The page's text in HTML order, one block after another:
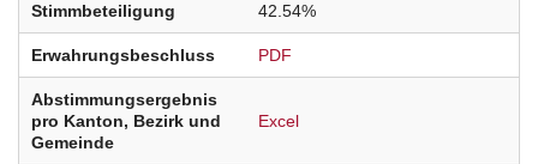
Stimmbeteiligung 42.54%
Erwahrungsbeschluss PDF
Abstimmungsergebnis
pro Kanton, Bezirk und
Gemeinde
Excel